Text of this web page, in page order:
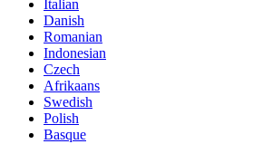
Italian
Danish
Romanian
Indonesian
Czech
Afrikaans
Swedish
Polish
Basque